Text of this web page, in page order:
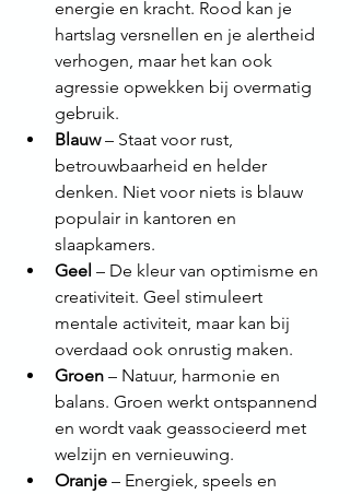
energie en kracht. Rood kan je
hartslag versnellen en je alertheid
verhogen, maar het kan ook
agressie opwekken bij overmatig
gebruik.
Blauw – Staat voor rust,
betrouwbaarheid en helder
denken. Niet voor niets is blauw
populair in kantoren en
slaapkamers.
Geel – De kleur van optimisme en
creativiteit. Geel stimuleert
mentale activiteit, maar kan bij
overdaad ook onrustig maken.
Groen – Natuur, harmonie en
balans. Groen werkt ontspannend
en wordt vaak geassocieerd met
welzijn en vernieuwing.
Oranje – Energiek, speels en